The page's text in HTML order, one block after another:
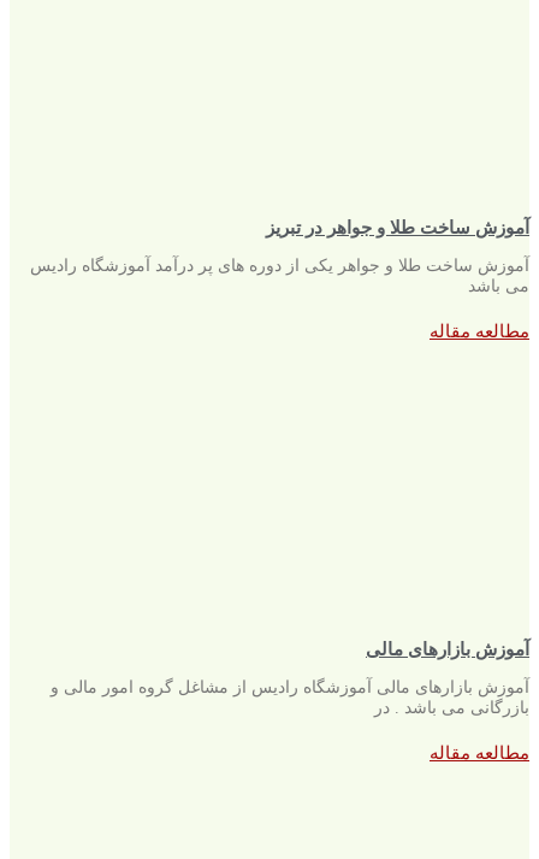
آموزش ساخت طلا و جواهر در تبریز
آموزش ساخت طلا و جواهر یکی از دوره های پر درآمد آموزشگاه رادیس
می باشد
مطالعه مقاله
آموزش بازارهای مالی
آموزش بازارهای مالی آموزشگاه رادیس از مشاغل گروه امور مالی و
بازرگانی می باشد . در
مطالعه مقاله